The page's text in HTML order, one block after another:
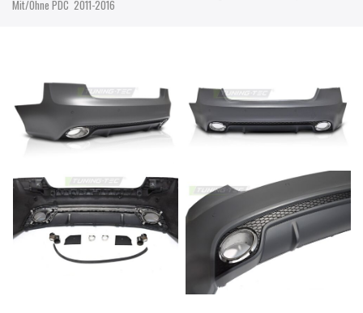
Mit/Ohne PDC 2011-2016